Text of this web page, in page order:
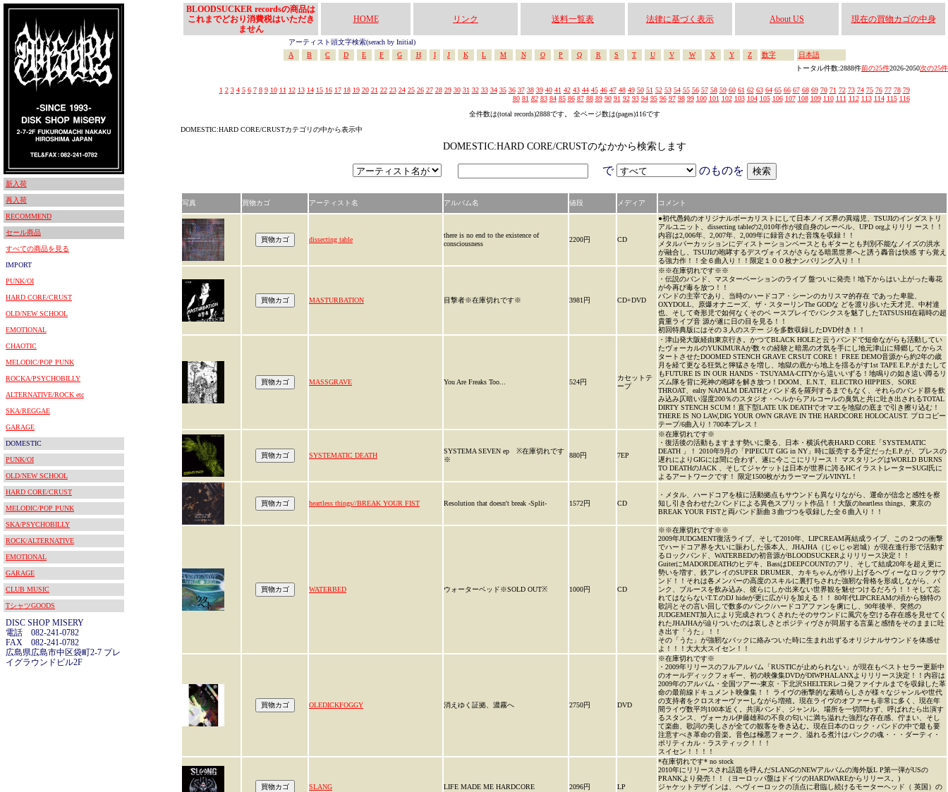
新入荷
再入荷
RECOMMEND
セール商品
すべての商品を見る
IMPORT
PUNK/OI
HARD CORE/CRUST
OLD/NEW SCHOOL
EMOTIONAL
CHAOTIC
MELODIC/POP PUNK
ROCKA/PSYCHOBILLY
ALTERNATIVE/ROCK etc
SKA/REGGAE
GARAGE
DOMESTIC
PUNK/OI
OLD/NEW SCHOOL
HARD CORE/CRUST
MELODIC/POP PUNK
SKA/PSYCHOBILLY
ROCK/ALTERNATIVE
EMOTIONAL
GARAGE
CLUB MUSIC
TシャツGOODS
DISC SHOP MISERY
電話 082-241-0782
FAX 082-241-0782
広島県広島市中区袋町2-7 プレ
イグラウンドビル2F
BLOODSUCKER recordsの商品は
これまでどおり消費税はいただき
ません
HOME リンク 送料一覧表 法律に基づく表示 About US 現在の買物カゴの中身
アーティスト頭文字検索(serach by Initial)
A
B C D E F G H I J K L M N O P Q R S T U V W X Y Z 数字
日本語
トータル件数:2888件前の25件2026-2050次の25件
1 2 3 4 5 6 7 8 9 10 11 12 13 14 15 16 17 18 19 20 21 22 23 24 25 26 27 28 29 30 31 32 33 34 35 36 37 38 39 40 41 42 43 44 45 46 47 48 49 50 51 52 53 54 55 56 57 58 59 60 61 62 63 64 65 66 67 68 69 70 71 72 73 74 75 76 77 78 79
80 81 82 83 84 85 86 87 88 89 90 91 92 93 94 95 96 97 98 99 100 101 102 103 104 105 106 107 108 109 110 111 112 113 114 115 116
全件数は(total records)2888です。 全ページ数は(pages)116です
DOMESTIC:HARD CORE/CRUSTカテゴリの中から表示中
DOMESTIC:HARD CORE/CRUSTのなかから検索します
で のものを
写真 買物カゴ アーティスト名 アルバム名 値段 メディア コメント
dissecting table
there is no end to the existence of
consciousness
2200円 CD
●初代愚鈍のオリジナルボーカリストにして日本ノイズ界の異端児、TSUJIのインダストリ
アルユニット、dissecting tableの2,010年作が彼自身のレーベル、UPD orgよりリリ ース！！
内容は2,006年、2,007年、2,009年に録音された音塊を収録！！
メタルパーカッションにディストーションベースともギターとも判別不能なノイズの洪水
が融合し、TSUJIの咆哮するデスヴォイスがさらなる暗黒世界へと誘う轟音は快感 すら覚え
る強力作！！全６曲入り！！限定１００枚ナンバリング入り！！
MASTURBATION 目撃者※在庫切れです※ 3981円 CD+DVD
※※在庫切れです※※
・伝説のバンド、マスターベーションのライブ 盤ついに発売！地下からはい上がった毒花
が今再び毒を放つ！！
バンドの主宰であり、当時のハードコア・シーンのカリスマ的存在 であった卑龍、
OXYDOLL、原爆オナニーズ、ザ・スターリンThe GODな どを渡り歩いた天才児、中村達
也、そして奇形児で如何なくそのベ ースプレイでパンクスを魅了したTATSUSHI在籍時の超
貴重ライブ音 源が遂に日の目を見る！！
初回特典版にはその３人のステー ジを多数収録したDVD付き！！
MASSGRAVE You Are Freaks Too... 524円
カセットテ
ープ
・津山発大阪経由東京行き。かつてBLACK HOLEと云うバンドで短命ながらも活動してい
たヴォーカルのYUKIMURAが数々の経験と暗黒の才気を手にし地元津山に帰郷してからス
タートさせたDOOMED STENCH GRAVE CRSUT CORE！ FREE DEMO音源から約2年の歳
月を経て更なる狂気と獰猛さを増し、地獄の底から地上を揺るがす1st TAPE E.P.がまたして
もFUTURE IS IN OUR HANDS・TSUYAMA-CITYから這いいずる！地鳴りの如き這い蹲るリ
ズム隊を背に死神の咆哮を解き放つ！DOOM、E.N.T、ELECTRO HIPPIES、SORE
THROAT、ealry NAPALM DEATHとバンド名を羅列するまでもなく、それらのバンド群を飲
み込み仄暗い湿度200％のスタジオ・ヘルからアルコールの臭気と共に吐き出されるTOTAL
DIRTY STENCH SCUM！直下型LATE UK DEATHでオマエを地獄の底まで引き擦り込む！
THERE IS NO LAW,DIG YOUR OWN GRAVE IN THE HARDCORE HOLOCAUST. プロコピー
テープ/6曲入り！700本プレス！
SYSTEMATIC DEATH
SYSTEMA SEVEN ep ※在庫切れです
※
880円 7EP
※在庫切れです※
・復活後の活動もますます勢いに乗る、日本・横浜代表HARD CORE「SYSTEMATIC
DEATH 」！ 2010年9月の「PIPECUT GIG in NY」時に販売する予定だったE.P.が、プレスの
遅れによりGIGには間に合わず、遂に今ここにリリース！ マスタリングはWORLD BURNS
TO DEATHのJACK 、そしてジャケットは日本が世界に誇るHCイラストレーターSUGI氏に
よるアートワークです！ 限定1500枚がカラーマーブルVINYL！
heartless things//BREAK YOUR FIST Resolution that doesn't break -Split- 1572円 CD
・メタル、ハードコアを核に活動拠点もサウンドも異なりながら、運命が信念と感性を察
知し引き合わせた2バンドによる異色スプリット作品！！大阪のheartless things、東京の
BREAK YOUR FISTと両バンド新曲３曲づつを収録した全６曲入り！！
WATERBED ウォーターベッド※SOLD OUT※ 1000円 CD
※※在庫切れです※※
2009年JUDGMENT復活ライブ、そして2010年、LIPCREAM再結成ライブ、この２つの衝撃
でハードコア界を大いに賑わした張本人、JHAJHA（じゃじゃ岩城）が現在進行形で活動す
るロックバンド、WATERBEDの初音源がBLOODSUCKERよりリリース決定！！
GuiterにMADORDEATHのヒデキ、BassはDEEPCOUNTのアリ、そして結成20年を超え更に
勢いを増す、鉄アレイのSUPER DRUMER、カキちゃんが作り上げるヘヴィーなロックサウ
ンド！！それは各メンバーの高度のスキルに裏打ちされた強靭な骨格を形成しながら、パ
ンク、ブルースを飲み込み、彼らにしか出来ない世界観を魅せつけるだろう！！そして忘
れてはならないT.T.のDJ hideが更に広がりを加える！！ 80年代LIPCREAMの頃から独特の
歌詞とその言い回しで数多のパンク/ハードコアファンを虜にし、90年後半、突然の
JUDGEMENT加入により完成されつくされたそのサウンドに風穴を空ける存在感を見せてく
れたJHAJHAが辿りついたのは哀しさとポジティヴさが同居する言葉と感情をそのままに吐
き出す「うた」！！
その「うた」が強靭なバックに絡みついた時に生まれ出ずるオリジナルサウンドを体感せ
よ！！！大大大スイセン！！
OLEDICKFOGGY 消えゆく証拠、濃霧へ 2750円 DVD
※在庫切れです※
・2009年リリースのフルアルバム「RUSTICが止められない」が現在もベストセラー更新中
のオールディックフォギー、初の映像集DVDがDIWPHALANXよりリリース決定！！内容は
2009年のアルバム・全国ツアー~東京・下北沢SHELTERレコ発ファイナルまでを収録した革
命の最前線ドキュメント映像集！！ ライヴの衝撃的な素晴らしさが様々なジャンルや世代
の支持者をクロスオーヴァーしながら増殖。現在ライヴのオファーも非常に多く、現在年
間ライヴ数平均100本近く。共演バンド、ジャンル、場所を一切問わず、呼ばれたら出演す
るスタンス、ヴォーカル伊藤雄和の不良の匂いに満ち溢れた強烈な存在感、佇まい、そし
て楽曲、歌詞の美しさが全ての観客を巻き込む。現在日本のロック・バンドの中で最も要
注意すべき革命の音楽。音色は極悪フォーク、溢れる煮汁はパンクの魂・・・ダーティ・
ポリティカル・ラスティック！！！
スイセン！！！！
SLANG LIFE MADE ME HARDCORE 2096円 LP
*在庫切れです* no stock
2010年にリリースされ話題を呼んだSLANGのNEWアルバムの海外版L P第一弾がUSの
PRANKより発売！！（ヨーロッパ盤はドイツのHARDWAREからリリース。)
ジャケットデザインは、ヘヴィーロックの頂点に君臨し続けるモーターヘッド（ 英国）の